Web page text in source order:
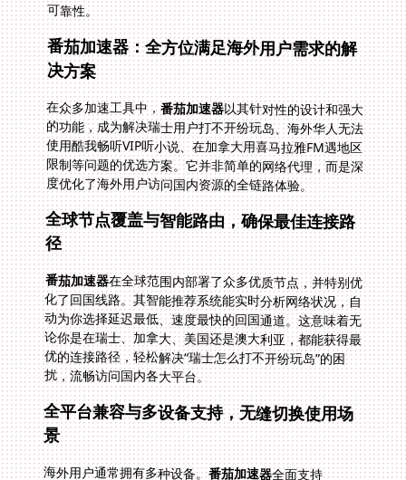
可靠性。
番茄加速器：全方位满足海外用户需求的解
决方案
在众多加速工具中，番茄加速器以其针对性的设计和强大
的功能，成为解决瑞士用户打不开纷玩岛、海外华人无法
使用酷我畅听VIP听小说、在加拿大用喜马拉雅FM遇地区
限制等问题的优选方案。它并非简单的网络代理，而是深
度优化了海外用户访问国内资源的全链路体验。
全球节点覆盖与智能路由，确保最佳连接路
径
番茄加速器在全球范围内部署了众多优质节点，并特别优
化了回国线路。其智能推荐系统能实时分析网络状况，自
动为你选择延迟最低、速度最快的回国通道。这意味着无
论你是在瑞士、加拿大、美国还是澳大利亚，都能获得最
优的连接路径，轻松解决“瑞士怎么打不开纷玩岛”的困
扰，流畅访问国内各大平台。
全平台兼容与多设备支持，无缝切换使用场
景
海外用户通常拥有多种设备。番茄加速器全面支持
Android手机、iPhone、Windows电脑和Mac电脑，覆
盖了日常使用的所有主流平台。更贴心的是，它支持一人
多端设备同时在线使用。你可以在手机上用酷我畅听VIP
听小说，同时在平板上追剧，或在电脑上处理工作，无需
反复登录切换，实现真正的跨设备无缝体验，彻底解